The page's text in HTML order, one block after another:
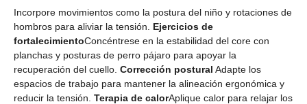
Incorpore movimientos como la postura del niño y rotaciones de
hombros para aliviar la tensión. Ejercicios de
fortalecimientoConcéntrese en la estabilidad del core con
planchas y posturas de perro pájaro para apoyar la
recuperación del cuello. Corrección postural Adapte los
espacios de trabajo para mantener la alineación ergonómica y
reducir la tensión. Terapia de calorAplique calor para relajar los